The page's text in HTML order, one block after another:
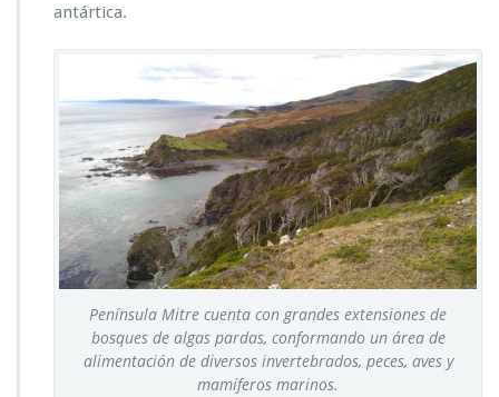
antártica.
Península Mitre cuenta con grandes extensiones de
bosques de algas pardas, conformando un área de
alimentación de diversos invertebrados, peces, aves y
mamíferos marinos.